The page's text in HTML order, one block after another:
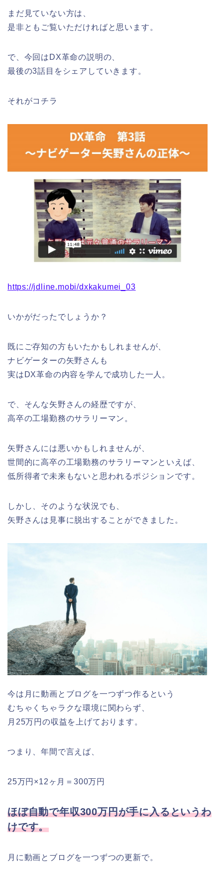
まだ見ていない方は、
是非ともご覧いただければと思います。
で、今回はDX革命の説明の、
最後の3話目をシェアしていきます。
それがコチラ
https://jdline.mobi/dxkakumei_03
いかがだったでしょうか？
既にご存知の方もいたかもしれませんが、
ナビゲーターの矢野さんも
実はDX革命の内容を学んで成功した一人。
で、そんな矢野さんの経歴ですが、
高卒の工場勤務のサラリーマン。
矢野さんには悪いかもしれませんが、
世間的に高卒の工場勤務のサラリーマンといえば、
低所得者で未来もないと思われるポジションです。
しかし、そのような状況でも、
矢野さんは見事に脱出することができました。
今は月に動画とブログを一つずつ作るという
むちゃくちゃラクな環境に関わらず、
月25万円の収益を上げております。
つまり、年間で言えば、
25万円×12ヶ月＝300万円
ほぼ自動で年収300万円が手に入るというわ
けです。
月に動画とブログを一つずつの更新で。